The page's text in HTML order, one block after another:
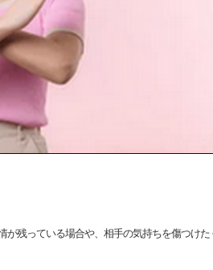
残っている場合や、相手の気持ちを傷つけた